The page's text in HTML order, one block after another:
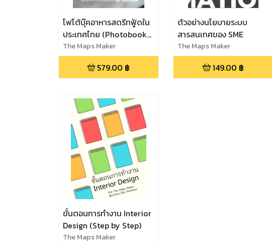
โฟโต้บุ๊คอาหารสตรีทฟู้ดใน
ประเทศไทย (Photobook
Street Food In Thailand)
The Maps Maker
579.00 ฿
ตัวอย่างนโยบายระบบ
สารสนเทศของ SME
The Maps Maker
149.00 ฿
ขั้นตอนการทำงาน Interior
Design (Step by Step)
The Maps Maker